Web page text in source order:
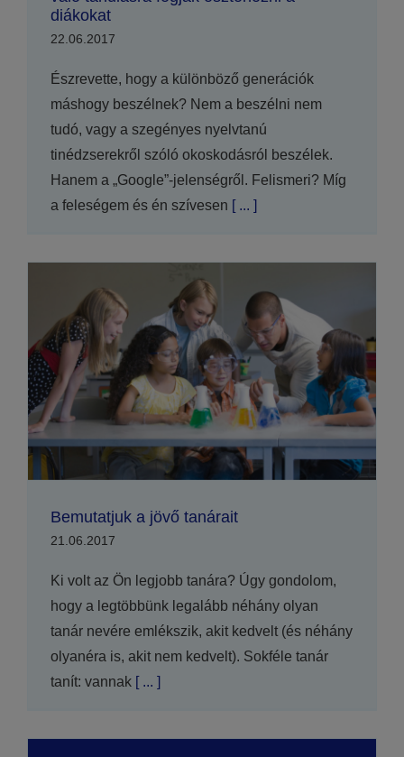
diákokat
22.06.2017
Észrevette, hogy a különböző generációk
máshogy beszélnek? Nem a beszélni nem
tudó, vagy a szegényes nyelvtanú
tinédzserekről szóló okoskodásról beszélek.
Hanem a „Google”-jelenségről. Felismeri? Míg
a feleségem és én szívesen [ ... ]
Bemutatjuk a jövő tanárait
21.06.2017
Ki volt az Ön legjobb tanára? Úgy gondolom,
hogy a legtöbbünk legalább néhány olyan
tanár nevére emlékszik, akit kedvelt (és néhány
olyanéra is, akit nem kedvelt). Sokféle tanár
tanít: vannak[ ... ]